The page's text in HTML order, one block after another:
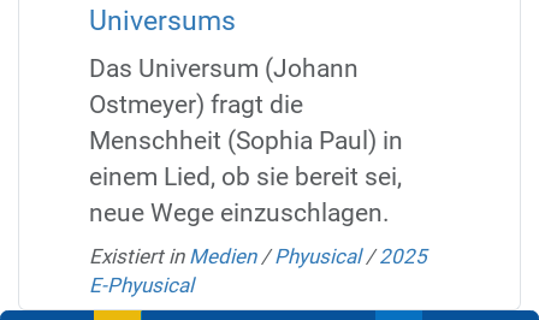
Universums
Das Universum (Johann
Ostmeyer) fragt die
Menschheit (Sophia Paul) in
einem Lied, ob sie bereit sei,
neue Wege einzuschlagen.
Existiert in Medien /Phyusical /2025
E-Phyusical